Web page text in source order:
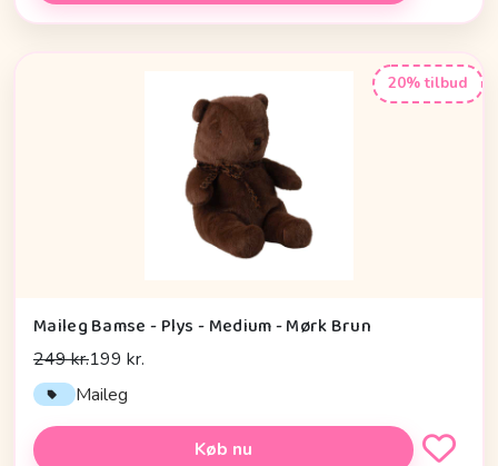
20% tilbud
Maileg Bamse - Plys - Medium - Mørk Brun
249 kr.199 kr.
Maileg
Køb nu